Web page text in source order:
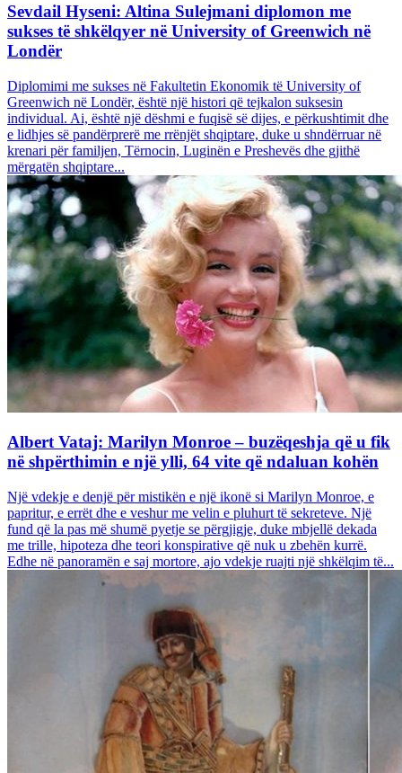
Sevdail Hyseni: Altina Sulejmani diplomon me
sukses të shkëlqyer në University of Greenwich në
Londër
Diplomimi me sukses në Fakultetin Ekonomik të University of
Greenwich në Londër, është një histori që tejkalon suksesin
individual. Ai, është një dëshmi e fuqisë së dijes, e përkushtimit dhe
e lidhjes së pandërprerë me rrënjët shqiptare, duke u shndërruar në
krenari për familjen, Tërnocin, Luginën e Preshevës dhe gjithë
mërgatën shqiptare...
Albert Vataj: Marilyn Monroe – buzëqeshja që u fik
në shpërthimin e një ylli, 64 vite që ndaluan kohën
Një vdekje e denjë për mistikën e një ikonë si Marilyn Monroe, e
papritur, e errët dhe e veshur me velin e pluhurt të sekreteve. Një
fund që la pas më shumë pyetje se përgjigje, duke mbjellë dekada
me trille, hipoteza dhe teori konspirative që nuk u zbehën kurrë.
Edhe në panoramën e saj mortore, ajo vdekje ruajti një shkëlqim të...